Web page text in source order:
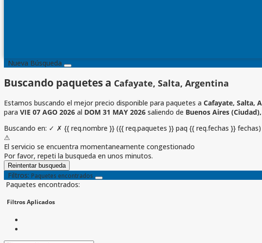
Nueva Búsqueda
Buscando paquetes a Cafayate, Salta, Argentina
Estamos buscando el mejor precio disponible para paquetes a Cafayate, Salta,
para VIE 07 AGO 2026 al DOM 31 MAY 2026 saliendo de Buenos Aires
Buscando en: ✓ ✗ {{ req.nombre }} ({{ req.paquetes }} paq {{ req.fechas }} fechas)
⚠
El servicio se encuentra momentaneamente congestionado
Por favor, repeti la busqueda en unos minutos.
Reintentar busqueda
Filtros: Paquetes encontrados
Paquetes encontrados:
Filtros Aplicados